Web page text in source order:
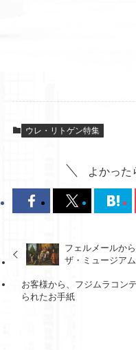
ウレ・リトゲン特集
よかった
フェルメールか
ザ・ミュージアム
お客様から、フジムラコン
られたお手紙